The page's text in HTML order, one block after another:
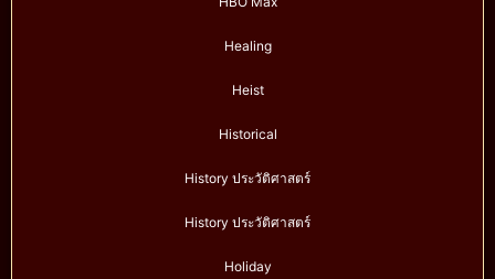
Healing
Heist
Historical
History ประวัติศาสตร์
History ประวัติศาสตร์
Holiday